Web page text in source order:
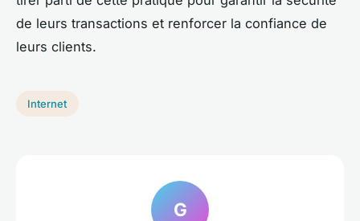
de leurs transactions et renforcer la confiance de
leurs clients.
Internet
G